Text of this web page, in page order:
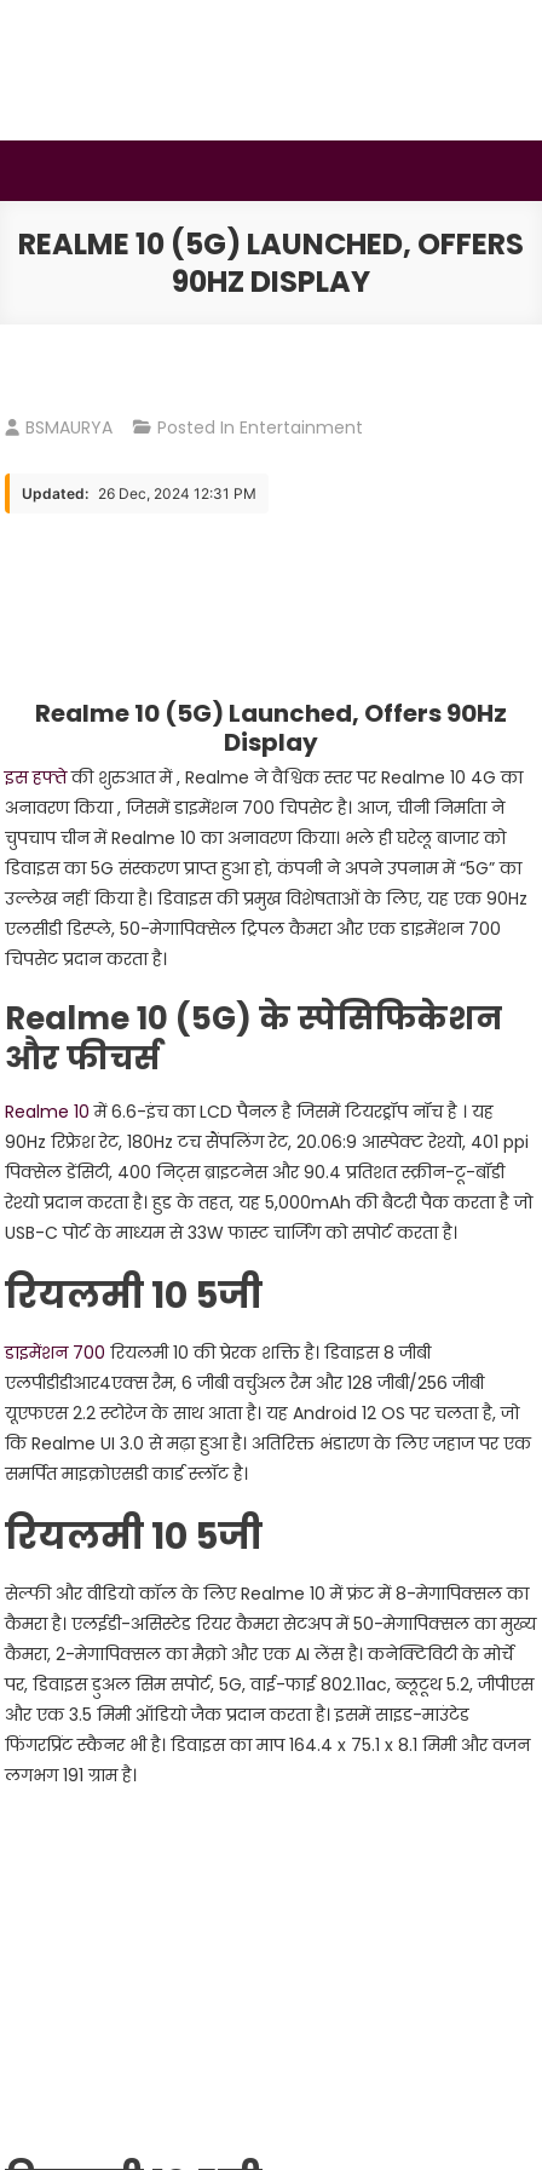
REALME 10 (5G) LAUNCHED, OFFERS
90HZ DISPLAY
BSMAURYA Posted In Entertainment
Updated: 26 Dec, 2024 12:31 PM
Realme 10 (5G) Launched, Offers 90Hz
Display
इस हफ्तेकी शुरुआत में ,Realme ने वैश्विक स्तर परRealme 10 4G का
अनावरण किया , जिसमें डाइमेंशन 700 चिपसेट है। आज, चीनी निर्माता ने
चुपचाप चीन में Realme 10 का अनावरण किया। भले ही घरेलू बाजार को
डिवाइस का 5G संस्करण प्राप्त हुआ हो, कंपनी ने अपने उपनाम में “5G” का
उल्लेख नहीं किया है। डिवाइस की प्रमुख विशेषताओं के लिए, यह एक 90Hz
एलसीडी डिस्प्ले, 50-मेगापिक्सेल ट्रिपल कैमरा और एक डाइमेंशन 700
चिपसेट प्रदान करता है।
Realme 10 (5G) के स्पेसिफिकेशन
और फीचर्स
Realme 10 में 6.6-इंच का LCD पैनल है जिसमें टियरड्रॉप नॉच है । यह
90Hz रिफ्रेश रेट, 180Hz टच सैंपलिंग रेट, 20.06:9 आस्पेक्ट रेश्यो, 401 ppi
पिक्सेल डेंसिटी, 400 निट्स ब्राइटनेस और 90.4 प्रतिशत स्क्रीन-टू-बॉडी
रेश्यो प्रदान करता है। हुड के तहत, यह 5,000mAh की बैटरी पैक करता है जो
USB-C पोर्ट के माध्यम से 33W फास्ट चार्जिंग को सपोर्ट करता है।
रियलमी 10 5जी
डाइमेंशन 700 रियलमी 10 की प्रेरक शक्ति है। डिवाइस 8 जीबी
एलपीडीडीआर4एक्स रैम, 6 जीबी वर्चुअल रैम और 128 जीबी/256 जीबी
यूएफएस 2.2 स्टोरेज के साथ आता है। यह Android 12 OS पर चलता है, जो
कि Realme UI 3.0 से मढ़ा हुआ है। अतिरिक्त भंडारण के लिए जहाज पर एक
समर्पित माइक्रोएसडी कार्ड स्लॉट है।
रियलमी 10 5जी
सेल्फी और वीडियो कॉल के लिए Realme 10 में फ्रंट में 8-मेगापिक्सल का
कैमरा है। एलईडी-असिस्टेड रियर कैमरा सेटअप में 50-मेगापिक्सल का मुख्य
कैमरा, 2-मेगापिक्सल का मैक्रो और एक AI लेंस है। कनेक्टिविटी के मोर्चे
पर, डिवाइस डुअल सिम सपोर्ट, 5G, वाई-फाई 802.11ac, ब्लूटूथ 5.2, जीपीएस
और एक 3.5 मिमी ऑडियो जैक प्रदान करता है। इसमें साइड-माउंटेड
फिंगरप्रिंट स्कैनर भी है। डिवाइस का माप 164.4 x 75.1 x 8.1 मिमी और वजन
लगभग 191 ग्राम है।